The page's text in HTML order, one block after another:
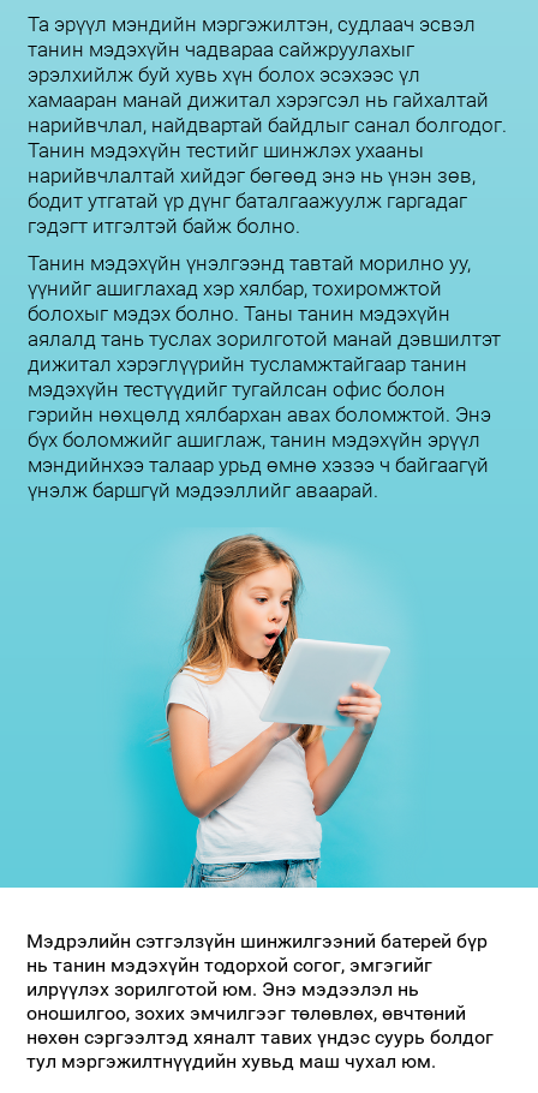
Та эрүүл мэндийн мэргэжилтэн, судлаач эсвэл
танин мэдэхүйн чадвараа сайжруулахыг
эрэлхийлж буй хувь хүн болох эсэхээс үл
хамааран манай дижитал хэрэгсэл нь гайхалтай
нарийвчлал, найдвартай байдлыг санал болгодог.
Танин мэдэхүйн тестийг шинжлэх ухааны
нарийвчлалтай хийдэг бөгөөд энэ нь үнэн зөв,
бодит утгатай үр дүнг баталгаажуулж гаргадаг
гэдэгт итгэлтэй байж болно.
Танин мэдэхүйн үнэлгээнд тавтай морилно уу,
үүнийг ашиглахад хэр хялбар, тохиромжтой
болохыг мэдэх болно. Таны танин мэдэхүйн
аялалд тань туслах зорилготой манай дэвшилтэт
дижитал хэрэглүүрийн тусламжтайгаар танин
мэдэхүйн тестүүдийг тугайлсан офис болон
гэрийн нөхцөлд хялбархан авах боломжтой. Энэ
бүх боломжийг ашиглаж, танин мэдэхүйн эрүүл
мэндийнхээ талаар урьд өмнө хэзээ ч байгаагүй
үнэлж баршгүй мэдээллийг аваарай.
Мэдрэлийн сэтгэлзүйн шинжилгээний батерей бүр
нь танин мэдэхүйн тодорхой согог, эмгэгийг
илрүүлэх зорилготой юм. Энэ мэдээлэл нь
оношилгоо, зохих эмчилгээг төлөвлөх, өвчтөний
нөхөн сэргээлтэд хяналт тавих үндэс суурь болдог
тул мэргэжилтнүүдийн хувьд маш чухал юм.